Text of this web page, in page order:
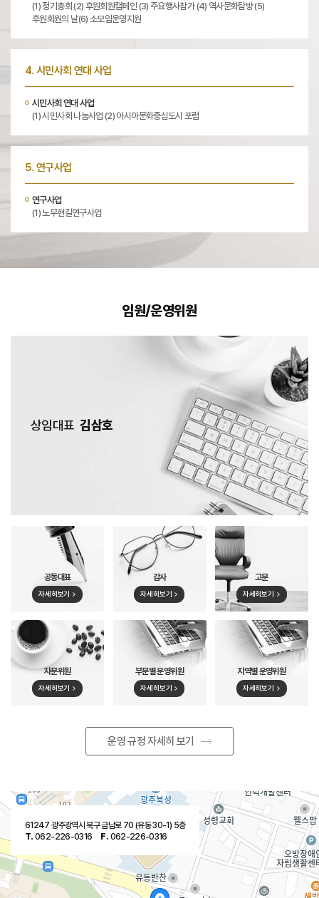
(1) 정기총회 (2) 후원회원캠페인 (3) 주요행사참가 (4) 역사문화탐방 (5)
후원회원의 날(6) 소모임운영지원
4. 시민사회 연대 사업
시민사회 연대 사업
(1) 시민사회 나눔사업 (2) 아시아문화중심도시 포럼
5. 연구사업
연구사업
(1) 노무현길연구사업
임원/운영위원
상임대표 김삼호
공동대표
자세히보기
감사
자세히보기
고문
자세히보기
자문위원
자세히보기
부문별 운영위원
자세히보기
지역별 운영위원
자세히보기
운영 규정 자세히 보기
61247 광주광역시 북구 금남로 70 (유동 30-1) 5층
T. 062-226-0316 F. 062-226-0316